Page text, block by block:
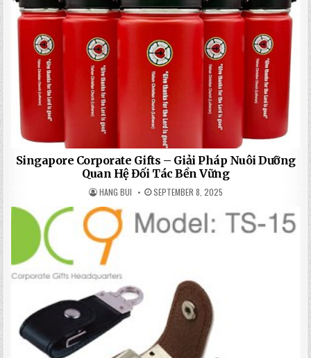
Singapore Corporate Gifts – Giải Pháp Nuôi Dưỡng
Quan Hệ Đối Tác Bền Vững
HANG BUI SEPTEMBER 8, 2025